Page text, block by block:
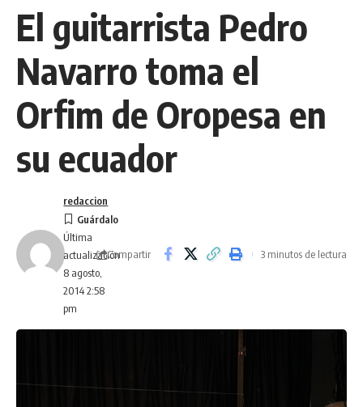
El guitarrista Pedro
Navarro toma el
Orfim de Oropesa en
su ecuador
Última
actualización
8 agosto,
2014 2:58
pm
redaccion
Compartir 3 minutos de lectura